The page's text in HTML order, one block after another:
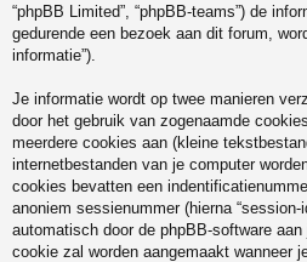
“phpBB Limited”, “phpBB-teams”) de
gedurende een bezoek aan dit forum,
informatie”).
Je informatie wordt op twee manieren
door het gebruik van zogenaamde
meerdere cookies aan (kleine
internetbestanden van je computer
cookies bevatten een
anoniem sessienummer (hierna
automatisch door de phpBB-software
cookie zal worden aangemaakt wanneer